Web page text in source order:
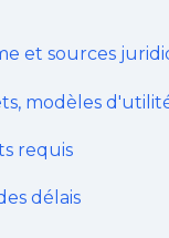
et sources
modèles
requis
délais